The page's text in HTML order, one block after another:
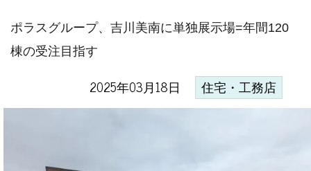
ポラスグループ、吉川美南に単独展示場=年間120
棟の受注目指す
2025年03月18日 住宅・工務店